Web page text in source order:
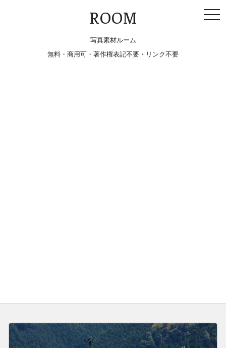
ROOM
写真素材ルーム
無料・商用可・著作権表記不要・リンク不要